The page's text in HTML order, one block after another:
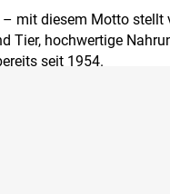
– mit diesem Motto
Tier, hochwertige
seit 1954.